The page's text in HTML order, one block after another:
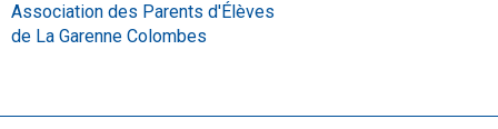
Association des Parents d'Élèves
de La Garenne Colombes